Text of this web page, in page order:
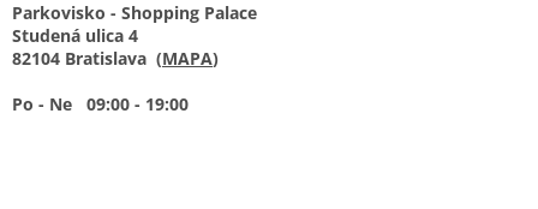
Parkovisko - Shopping Palace
Studená ulica 4
82104 Bratislava (MAPA)
Po - Ne 09:00 - 19:00